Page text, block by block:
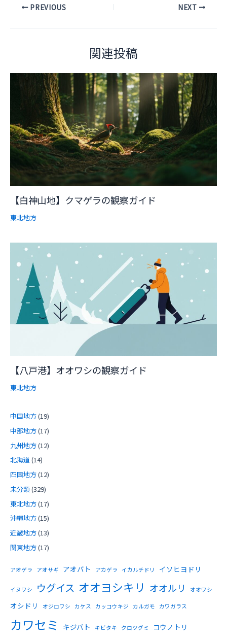
PostPREVIOUS NEXT
関連投稿
【白神山地】クマゲラの観察ガイド
東北地方
【八戸港】オオワシの観察ガイド
東北地方
中国地方(19)
中部地方(17)
九州地方(12)
北海道 (14)
四国地方(12)
未分類(329)
東北地方(17)
沖縄地方(15)
近畿地方(13)
関東地方(17)
アオゲラ アオサギ アオバト アカゲラ イカルチドリ イソヒヨドリ
イヌワシ ウグイス オオヨシキリ オオルリ オオワシ
オシドリ オジロワシ カケス カッコウキジ カルガモ カワガラス
カワセミ キジバト キビタキ クロツグミ コウノトリ